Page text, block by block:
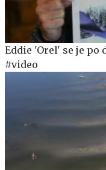
Eddie 'Orel' se je
#video